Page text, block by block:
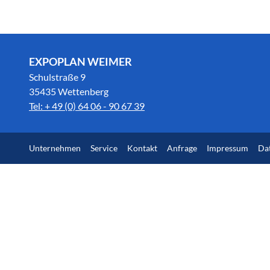
EXPOPLAN WEIMER
Schulstraße 9
35435 Wettenberg
Tel: + 49 (0) 64 06 - 90 67 39
Unternehmen Service Kontakt Anfrage Impressum